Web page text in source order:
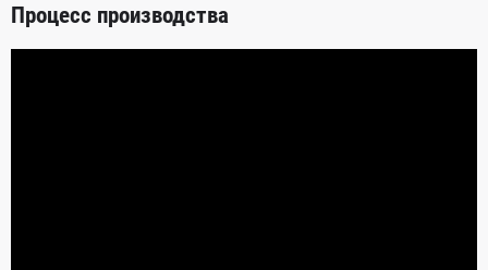
Процесс производства